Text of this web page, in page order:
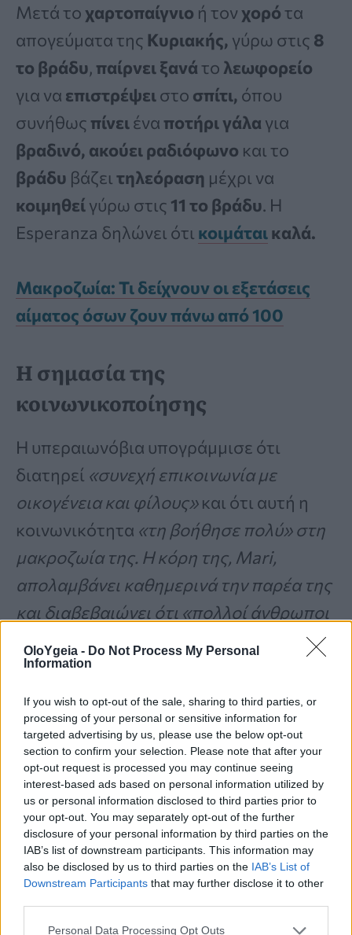
OloYgeia - Do Not Process My Personal
Information
If you wish to opt-out of the sale, sharing to third parties, or
processing of your personal or sensitive information for
targeted advertising by us, please use the below opt-out
section to confirm your selection. Please note that after your
opt-out request is processed you may continue seeing
interest-based ads based on personal information utilized by
us or personal information disclosed to third parties prior to
your opt-out. You may separately opt-out of the further
disclosure of your personal information by third parties on the
IAB’s list of downstream participants. This information may
also be disclosed by us to third parties on the IAB’s List of
Downstream Participants that may further disclose it to other
Personal Data Processing Opt Outs
Μετά το χαρτοπαίγνιο ή τον χορό τα
απογεύματα της Κυριακής, γύρω στις 8
το βράδυ, παίρνει ξανά το λεωφορείο
για να επιστρέψειστο σπίτι, όπου
συνήθως πίνειένα ποτήριγάλα για
βραδινό, ακούει ραδιόφωνο και το
βράδυ βάζει τηλεόραση μέχρι να
κοιμηθείγύρω στις 11 το βράδυ. Η
Esperanza δηλώνει ότι κοιμάταικαλά.
Μακροζωία: Τι δείχνουν οι εξετάσεις
αίματος όσων ζουν πάνω από 100
Η σημασία της
κοινωνικοποίησης
Η υπεραιωνόβια υπογράμμισε ότι
διατηρεί «συνεχή επικοινωνία με
οικογένεια και φίλους»και ότι αυτή η
κοινωνικότητα «τη βοήθησε πολύ» στη
μακροζωία της. Η κόρη της, Mari,
απολαμβάνει καθημερινά την παρέα της
και διαβεβαιώνει ότι «πολλοί άνθρωποι
διασημότητα».
Η Esperanzaδεν φοβάται τα μακρινά
ταξίδιακαι πριν από μερικές εβδομάδες
ταξίδεψε μετρένοστηνAlicante,
διαδρομήπέντε ωρών,για να δει την
κόρητηςπου ζει εκεί. Της αρέσει να
περιποιείται τονεαυτότης και έχει
φορέματαόλων τωνχρωμάτων,«έως